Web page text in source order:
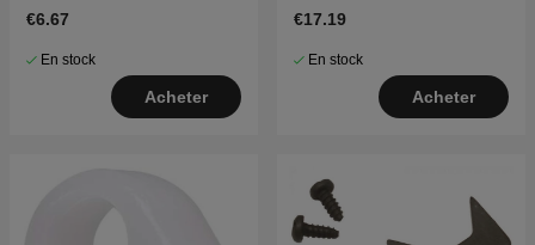
€6.67
En stock
Acheter
€17.19
En stock
Acheter